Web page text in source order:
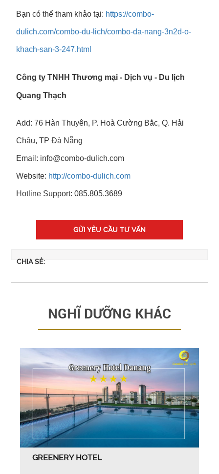
Bạn có thể tham khảo tại: https://combo-
dulich.com/combo-du-lich/combo-da-nang-3n2d-o-
khach-san-3-247.html
Công ty TNHH Thương mại - Dịch vụ - Du lịch
Quang Thạch
Add: 76 Hàn Thuyên, P. Hoà Cường Bắc, Q. Hải
Châu, TP Đà Nẵng
Email: info@combo-dulich.com
Website: http://combo-dulich.com
Hotline Support: 085.805.3689
GỬI YÊU CẦU TƯ VẤN
CHIA SẺ:
NGHĨ DƯỠNG KHÁC
GREENERY HOTEL